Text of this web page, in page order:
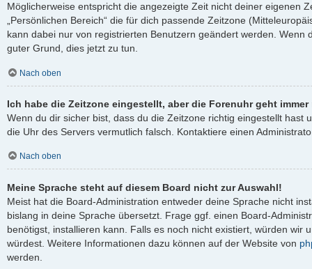
Möglicherweise entspricht die angezeigte Zeit nicht deiner eigenen
„Persönlichen Bereich“ die für dich passende Zeitzone
kann dabei nur von registrierten Benutzern geändert werden. Wenn
guter Grund, dies jetzt zu tun.
Nach oben
Ich habe die Zeitzone eingestellt, aber die Forenuhr geht
Wenn du dir sicher bist, dass du die Zeitzone richtig eingestellt hast
die Uhr des Servers vermutlich falsch. Kontaktiere einen
Nach oben
Meine Sprache steht auf diesem Board nicht zur Auswahl!
Meist hat die Board-Administration entweder deine Sprache nicht
bislang in deine Sprache übersetzt. Frage ggf. einen Board-
benötigst, installieren kann. Falls es noch nicht existiert, würden wir
würdest. Weitere Informationen dazu können auf der Website von
werden.